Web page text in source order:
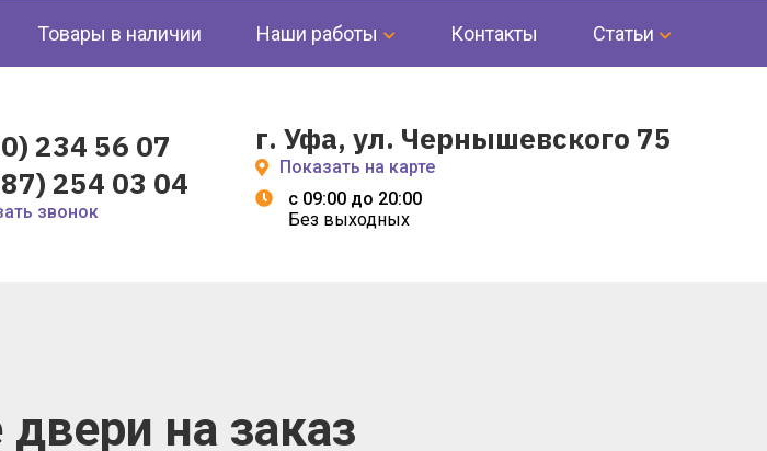
Товары в наличии Наши работы Контакты Статьи
234 56 07
254 03 04
звонок
г. Уфа, ул. Чернышевского 75
Показать на карте
с 09:00 до 20:00
Без выходных
на заказ